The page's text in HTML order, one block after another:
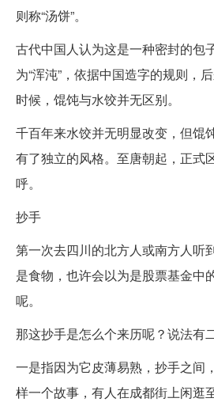
则称“汤饼”。
古代中国人认为这是一种密封的包
为“浑沌”，依据中国造字的规则，
时候，馄饨与水饺并无区别。
千百年来水饺并无明显改变，但馄
有了独立的风格。至唐朝起，正式
呼。
抄手
第一次去四川的北方人或南方人听
是食物，也许会以为是股票基金
呢。
那这抄手是怎么个来历呢？说法有
一是指因为它皮薄易熟，抄手之间
样一个故事，有人在成都街上闲逛